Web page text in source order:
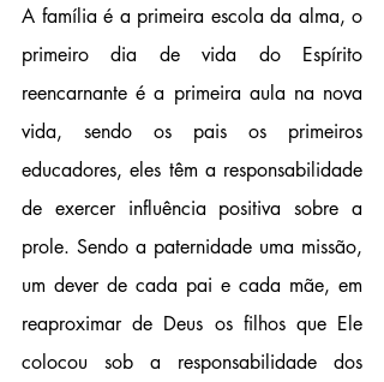
A família é a primeira escola da alma, o
primeiro dia de vida do Espírito
reencarnante é a primeira aula na nova
vida, sendo os pais os primeiros
educadores, eles têm a responsabilidade
de exercer influência positiva sobre a
prole. Sendo a paternidade uma missão,
um dever de cada pai e cada mãe, em
reaproximar de Deus os filhos que Ele
colocou sob a responsabilidade dos